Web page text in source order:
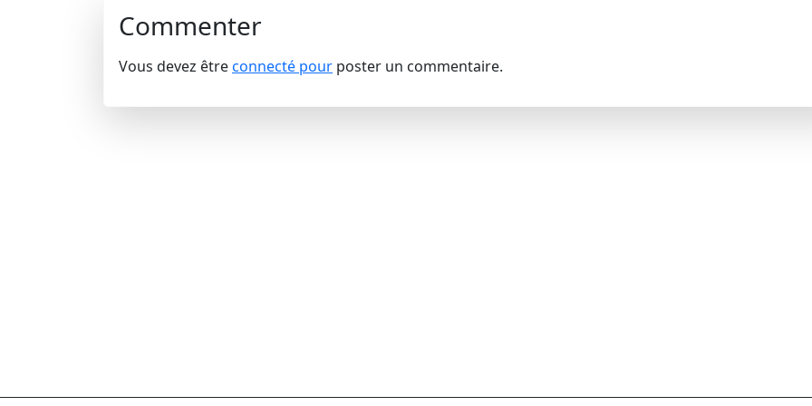
Commenter
Vous devez êtreconnecté pour poster un commentaire.